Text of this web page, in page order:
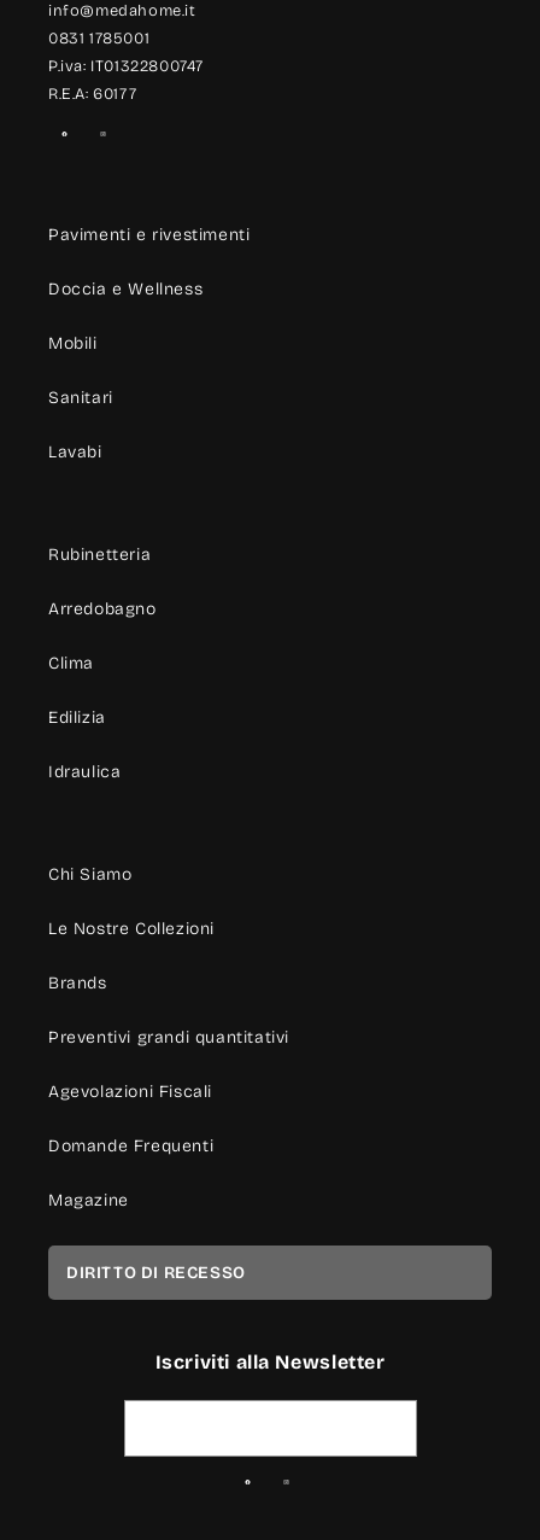
info@medahome.it
0831 1785001
P.iva: IT01322800747
R.E.A: 60177
Pavimenti e rivestimenti
Doccia e Wellness
Mobili
Sanitari
Lavabi
Rubinetteria
Arredobagno
Clima
Edilizia
Idraulica
Chi Siamo
Le Nostre Collezioni
Brands
Preventivi grandi quantitativi
Agevolazioni Fiscali
Domande Frequenti
Magazine
DIRITTO DI RECESSO
Iscriviti alla Newsletter